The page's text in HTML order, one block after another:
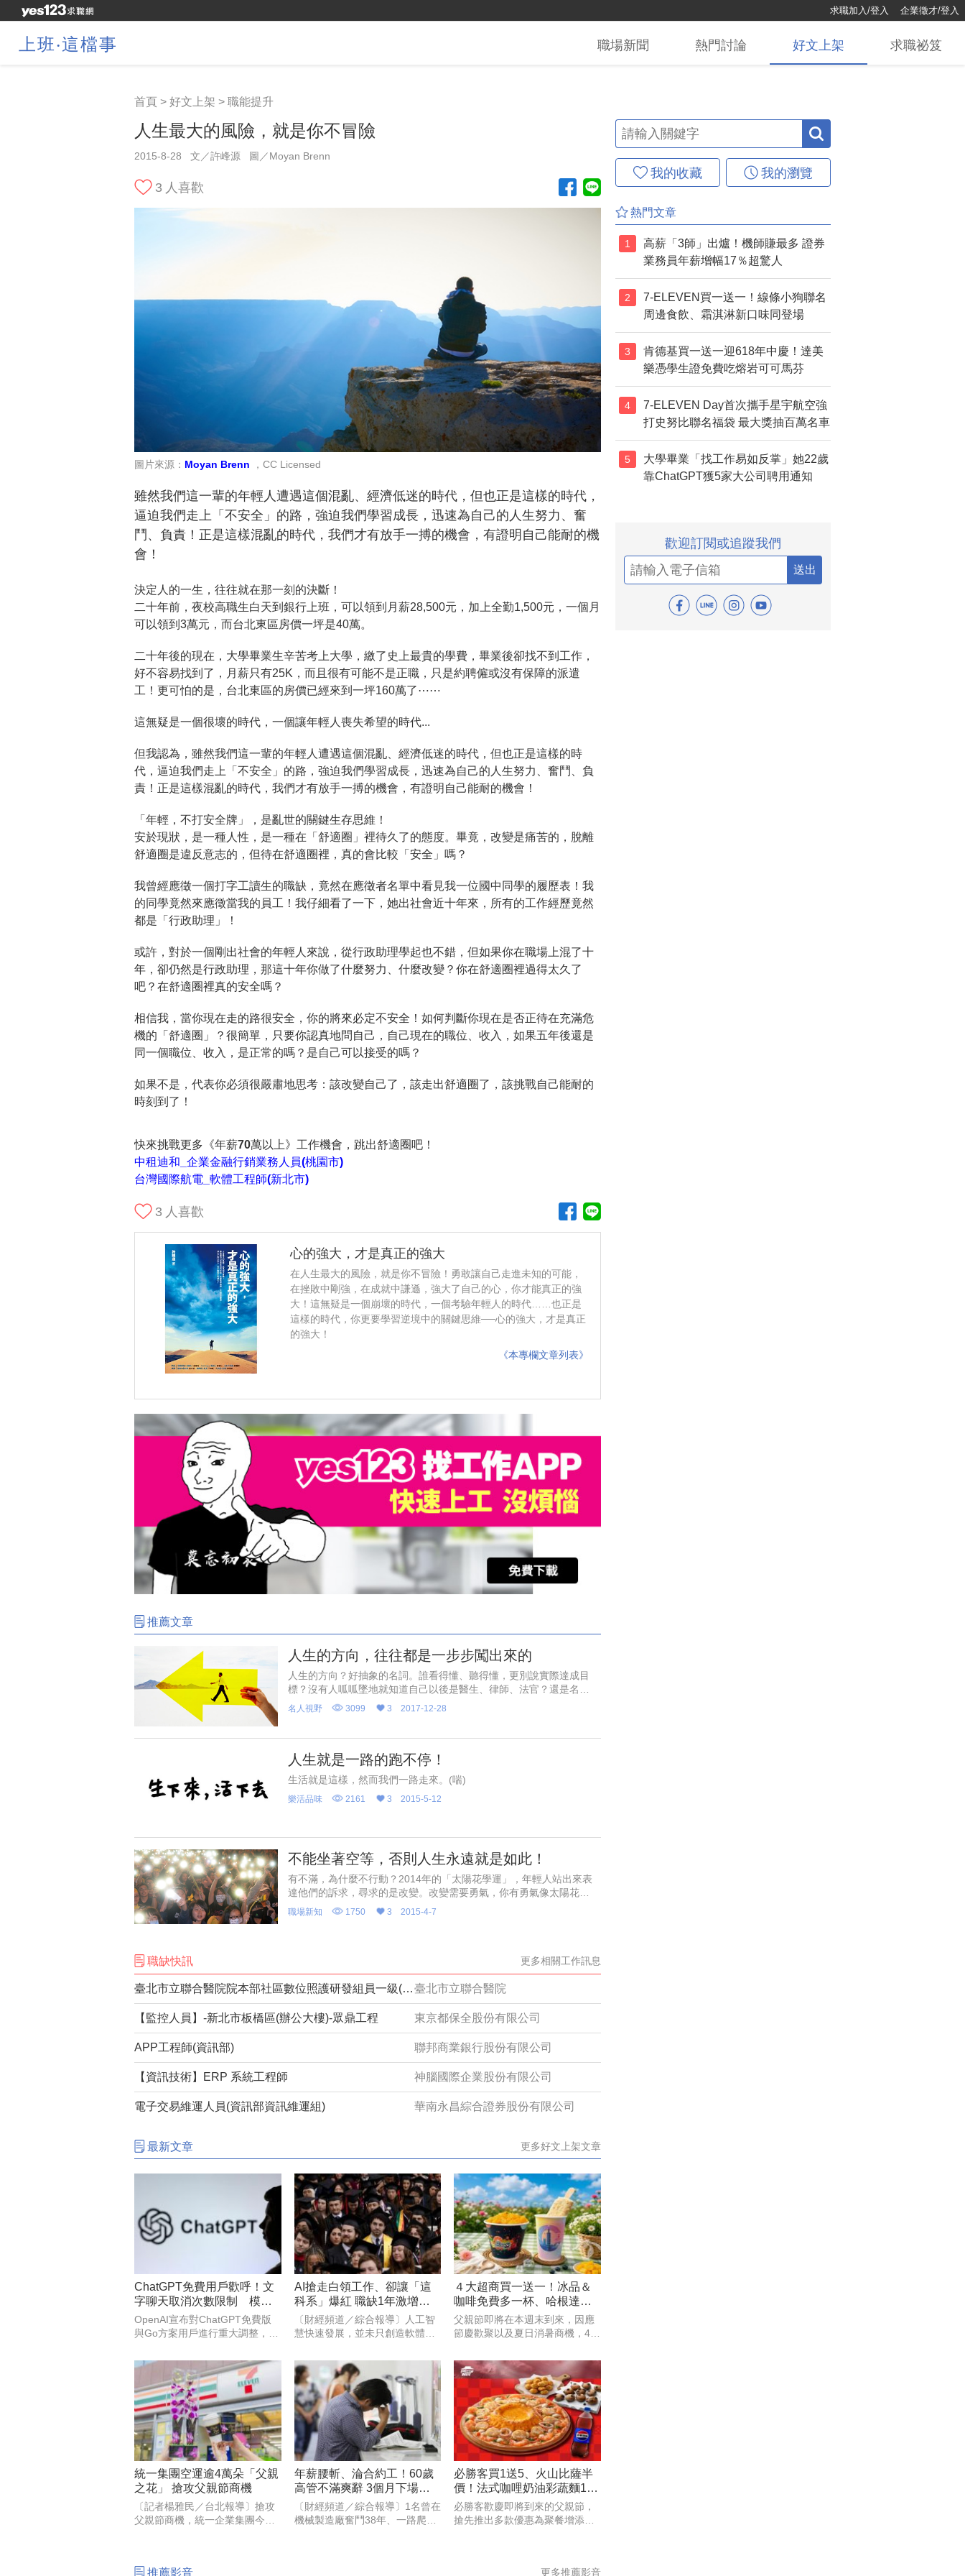
求職加入/登入 企業徵才/登入
上班‧這檔事 職場新聞 熱門討論 好文上架 求職祕笈
首頁 > 好文上架 > 職能提升
人生最大的風險，就是你不冒險
2015-8-28 文／許峰源 圖／Moyan Brenn
3 人喜歡
圖片來源： Moyan Brenn ，CC Licensed
雖然我們這一輩的年輕人遭遇這個混亂、經濟低迷的時代，但也正是這樣的時代，
逼迫我們走上「不安全」的路，強迫我們學習成長，迅速為自己的人生努力、奮
鬥、負責！正是這樣混亂的時代，我們才有放手一搏的機會，有證明自己能耐的機
會！
決定人的一生，往往就在那一刻的決斷！
二十年前，夜校高職生白天到銀行上班，可以領到月薪28,500元，加上全勤1,500元，一個月
可以領到3萬元，而台北東區房價一坪是40萬。
二十年後的現在，大學畢業生辛苦考上大學，繳了史上最貴的學費，畢業後卻找不到工作，
好不容易找到了，月薪只有25K，而且很有可能不是正職，只是約聘僱或沒有保障的派遣
工！更可怕的是，台北東區的房價已經來到一坪160萬了⋯⋯
這無疑是一個很壞的時代，一個讓年輕人喪失希望的時代...
但我認為，雖然我們這一輩的年輕人遭遇這個混亂、經濟低迷的時代，但也正是這樣的時
代，逼迫我們走上「不安全」的路，強迫我們學習成長，迅速為自己的人生努力、奮鬥、負
責！正是這樣混亂的時代，我們才有放手一搏的機會，有證明自己能耐的機會！
「年輕，不打安全牌」，是亂世的關鍵生存思維！
安於現狀，是一種人性，是一種在「舒適圈」裡待久了的態度。畢竟，改變是痛苦的，脫離
舒適圈是違反意志的，但待在舒適圈裡，真的會比較「安全」嗎？
我曾經應徵一個打字工讀生的職缺，竟然在應徵者名單中看見我一位國中同學的履歷表！我
的同學竟然來應徵當我的員工！我仔細看了一下，她出社會近十年來，所有的工作經歷竟然
都是「行政助理」！
或許，對於一個剛出社會的年輕人來說，從行政助理學起也不錯，但如果你在職場上混了十
年，卻仍然是行政助理，那這十年你做了什麼努力、什麼改變？你在舒適圈裡過得太久了
吧？在舒適圈裡真的安全嗎？
相信我，當你現在走的路很安全，你的將來必定不安全！如何判斷你現在是否正待在充滿危
機的「舒適圈」？很簡單，只要你認真地問自己，自己現在的職位、收入，如果五年後還是
同一個職位、收入，是正常的嗎？是自己可以接受的嗎？
如果不是，代表你必須很嚴肅地思考：該改變自己了，該走出舒適圈了，該挑戰自己能耐的
時刻到了！
快來挑戰更多《年薪70萬以上》工作機會，跳出舒適圈吧！
中租迪和_企業金融行銷業務人員(桃園市)
台灣國際航電_軟體工程師(新北市)
3 人喜歡
心的強大，才是真正的強大
在人生最大的風險，就是你不冒險！勇敢讓自己走進未知的可能，
在挫敗中剛強，在成就中謙遜，強大了自己的心，你才能真正的強
大！這無疑是一個崩壞的時代，一個考驗年輕人的時代……也正是
這樣的時代，你更要學習逆境中的關鍵思維──心的強大，才是真正
的強大！
《本專欄文章列表》
推薦文章
人生的方向，往往都是一步步闖出來的
人生的方向？好抽象的名詞。誰看得懂、聽得懂，更別說實際達成目
標？沒有人呱呱墜地就知道自己以後是醫生、律師、法官？還是名
媛、模特兒、女強人？「方向，往往是闖出來的」，看你闖不闖而
已！
名人視野 3099 3 2017-12-28
人生就是一路的跑不停！
生活就是這樣，然而我們一路走來。(喘)
樂活品味 2161 3 2015-5-12
不能坐著空等，否則人生永遠就是如此！
有不滿，為什麼不行動？2014年的「太陽花學運」，年輕人站出來表
達他們的訴求，尋求的是改變。改變需要勇氣，你有勇氣像太陽花一
般朝著耀眼的光輝不斷前進嗎？
職場新知 1750 3 2015-4-7
職缺快訊 更多相關工作訊息
臺北市立聯合醫院院本部社區數位照護研發組員一級(約用)管理師(系統分析設計)1150632臺北市立聯合醫院
【監控人員】-新北市板橋區(辦公大樓)-眾鼎工程 東京都保全股份有限公司
APP工程師(資訊部) 聯邦商業銀行股份有限公司
【資訊技術】ERP 系統工程師 神腦國際企業股份有限公司
電子交易維運人員(資訊部資訊維運組) 華南永昌綜合證券股份有限公司
最新文章 更多好文上架文章
ChatGPT免費用戶歡呼！文
字聊天取消次數限制 模型
也升級
OpenAI宣布對ChatGPT免費版
與Go方案用戶進行重大調整，這
的純文字聊天，不必再擔心聊到
一半被限制使用。
AI搶走白領工作、卻讓「這
科系」爆紅 職缺1年激增
31％
〔財經頻道／綜合報導〕人工智
慧快速發展，並未只創造軟體與
AI資料中心與晶片工廠加速興
建，能打造實體基礎設施的工程
人才，正成為美國企業積極爭搶
的對象。以目前職缺成長最快的3
個
４大超商買一送一！冰品＆
咖啡免費多一杯、哈根達斯
買30送36必囤
父親節即將在本週末到來，因應
節慶歡聚以及夏日消暑商機，4大
品、飲料、咖啡等優惠，7-
ELEVEN聯名遊戲《絕區零》，
霜淇淋、思樂冰第2件10元；萊
爾富果C果昔指定芋頭品項買一
統一集團空運逾4萬朵「父親
之花」 搶攻父親節商機
〔記者楊雅民／台北報導〕搶攻
父親節商機，統一企業集團今年
年薪腰斬、淪合約工！60歲
高管不滿爽辭 3個月下場曝
光
〔財經頻道／綜合報導〕1名曾在
機械製造廠奮鬥38年、一路爬到
必勝客買1送5、火山比薩半
價！法式咖哩奶油彩蔬麵119
元限時嘗鮮
必勝客歡慶即將到來的父親節，
搶先推出多款優惠為聚餐增添美
推薦影音 更多推薦影音
我的收藏 我的瀏覽
熱門文章
1
高薪「3師」出爐！機師賺最多 證券
業務員年薪增幅17％超驚人
2
7-ELEVEN買一送一！線條小狗聯名
周邊食飲、霜淇淋新口味同登場
3
肯德基買一送一迎618年中慶！達美
樂憑學生證免費吃熔岩可可馬芬
4
7-ELEVEN Day首次攜手星宇航空強
打史努比聯名福袋 最大獎抽百萬名車
5
大學畢業「找工作易如反掌」她22歲
靠ChatGPT獲5家大公司聘用通知
歡迎訂閱或追蹤我們
送出